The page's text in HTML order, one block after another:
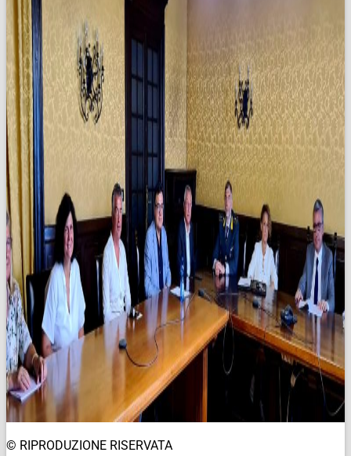
© RIPRODUZIONE RISERVATA